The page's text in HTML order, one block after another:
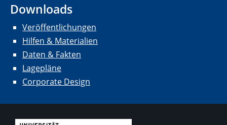
Downloads
Veröffentlichungen
Hilfen & Materialien
Daten & Fakten
Lagepläne
Corporate Design